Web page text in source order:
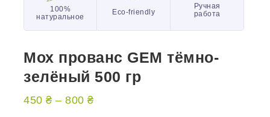
100%
натуральное
Eco-friendly
Ручная
работа
Мох прованс GEM тёмно-
зелёный 500 гр
450 ₴ – 800 ₴